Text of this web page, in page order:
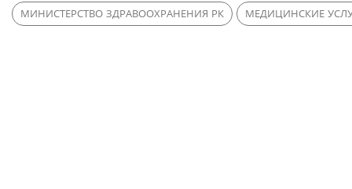
МИНИСТЕРСТВО ЗДРАВООХРАНЕНИЯ РК МЕДИЦИНСКИЕ